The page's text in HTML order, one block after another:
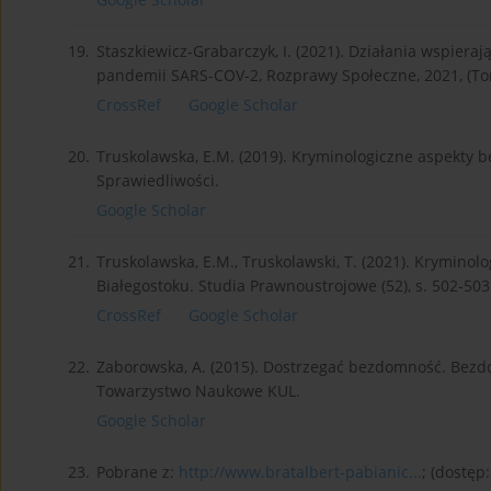
19. Staszkiewicz-Grabarczyk, I. (2021). Działania
pandemii SARS-COV-2, Rozprawy Społeczne, 2021,
CrossRef
Google Scholar
20. Truskolawska, E.M. (2019). Kryminologiczne
Sprawiedliwości.
Google Scholar
21. Truskolawska, E.M., Truskolawski, T. (2021).
Białegostoku. Studia Prawnoustrojowe (52), s. 502-
CrossRef
Google Scholar
22. Zaborowska, A. (2015). Dostrzegać bezdomność.
Towarzystwo Naukowe KUL.
Google Scholar
23. Pobrane z: http://www.bratalbert-pabianic...;